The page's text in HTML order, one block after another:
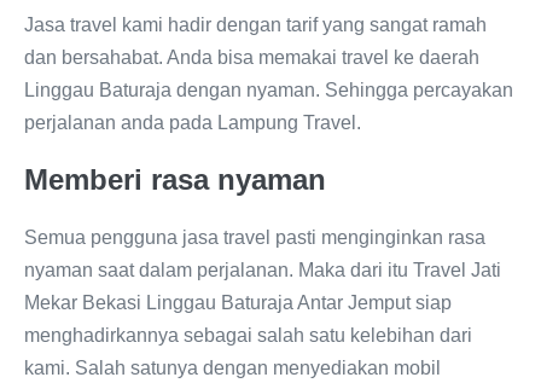
Jasa travel kami hadir dengan tarif yang sangat ramah
dan bersahabat. Anda bisa memakai travel ke daerah
Linggau Baturaja dengan nyaman. Sehingga percayakan
perjalanan anda pada Lampung Travel.
Memberi rasa nyaman
Semua pengguna jasa travel pasti menginginkan rasa
nyaman saat dalam perjalanan. Maka dari itu Travel Jati
Mekar Bekasi Linggau Baturaja Antar Jemput siap
menghadirkannya sebagai salah satu kelebihan dari
kami. Salah satunya dengan menyediakan mobil